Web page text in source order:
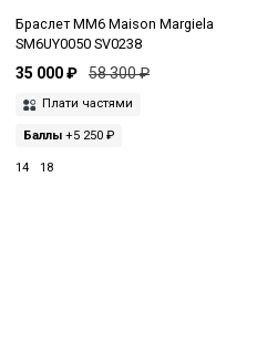
Браслет MM6 Maison Margiela
SM6UY0050 SV0238
35 000 ₽ 58 300 ₽
Плати частями
Баллы +5 250 ₽
14 18